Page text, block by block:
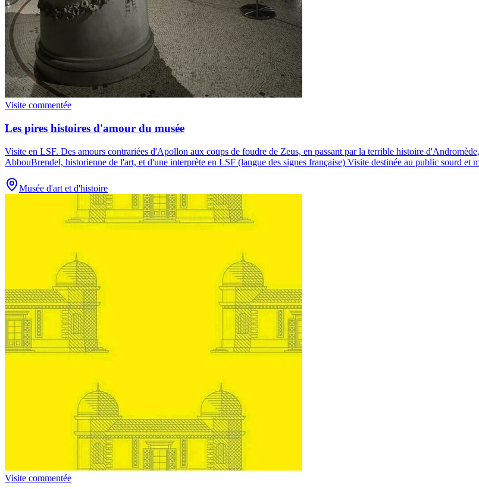
Visite commentée
Les pires histoires d'amour du musée
Visite en LSF. Des amours contrariées d'Apollon aux coups de foudre de Zeus, en passant par la terrible histoire
AbbouBrendel, historienne de l'art, et d'une interprète en LSF (langue des signes française) Visite destinée au public sourd et
Musée d'art et d'histoire
Visite commentée